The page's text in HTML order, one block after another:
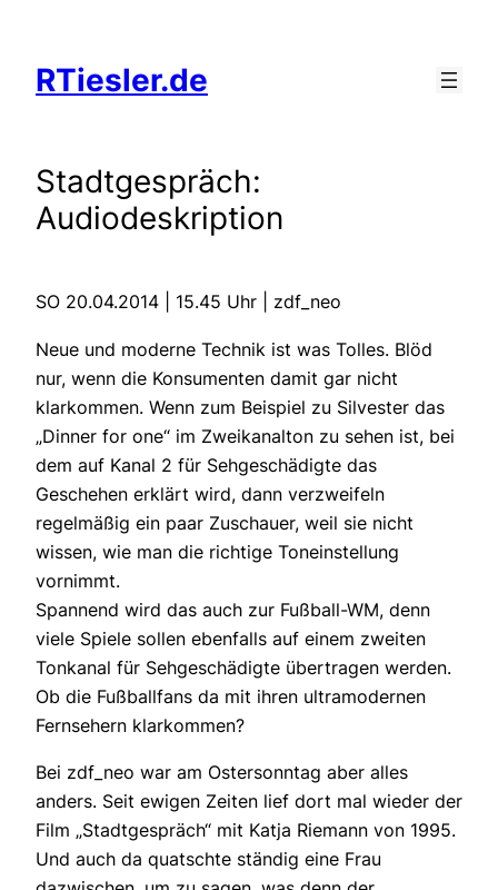
springen
RTiesler.de
Stadtgespräch:
Audiodeskription
SO 20.04.2014 | 15.45 Uhr | zdf_neo
Neue und moderne Technik ist was Tolles. Blöd
nur, wenn die Konsumenten damit gar nicht
klarkommen. Wenn zum Beispiel zu Silvester das
„Dinner for one“ im Zweikanalton zu sehen ist, bei
dem auf Kanal 2 für Sehgeschädigte das
Geschehen erklärt wird, dann verzweifeln
regelmäßig ein paar Zuschauer, weil sie nicht
wissen, wie man die richtige Toneinstellung
vornimmt.
Spannend wird das auch zur Fußball-WM, denn
viele Spiele sollen ebenfalls auf einem zweiten
Tonkanal für Sehgeschädigte übertragen werden.
Ob die Fußballfans da mit ihren ultramodernen
Fernsehern klarkommen?
Bei zdf_neo war am Ostersonntag aber alles
anders. Seit ewigen Zeiten lief dort mal wieder der
Film „Stadtgespräch“ mit Katja Riemann von 1995.
Und auch da quatschte ständig eine Frau